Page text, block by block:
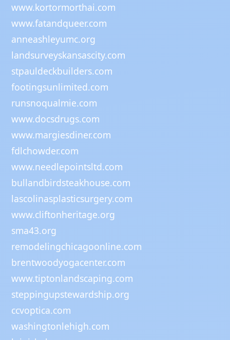
www.kortormorthai.com
www.fatandqueer.com
anneashleyumc.org
landsurveyskansascity.com
stpauldeckbuilders.com
footingsunlimited.com
runsnoqualmie.com
www.docsdrugs.com
www.margiesdiner.com
fdlchowder.com
www.needlepointsltd.com
bullandbirdsteakhouse.com
lascolinasplasticsurgery.com
www.cliftonheritage.org
sma43.org
remodelingchicagoonline.com
brentwoodyogacenter.com
www.tiptonlandscaping.com
steppingupstewardship.org
ccvoptica.com
washingtonlehigh.com